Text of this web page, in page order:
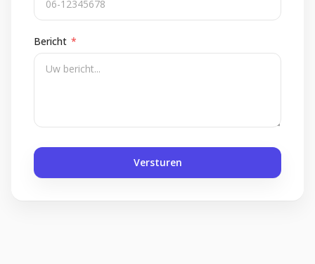
Bericht *
Versturen